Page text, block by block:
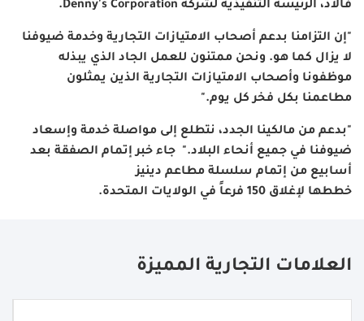
فالاد، الرئيسة التنفيذية لشركة
"إن التزامنا بدعم أصحاب الامتيازات التجارية وخدمة ضيوفنا
لا يزال كما هو. ونحن ممتنون للعمل الجاد الذي يبذله
موظفونا وأصحاب الامتيازات التجارية الذين يمثلون
مطاعمنا بكل فخر كل يوم."
"بدعم من مالكينا الجدد، نتطلع إلى مواصلة خدمة وإسعاد
ضيوفنا في جميع أنحاء البلاد." جاء خبر إتمام الصفقة بعد
أسابيع من إتمام سلسلة مطاعم دينيز
خططها لإغلاق 150 فرعاً في الولايات المتحدة.
العلامات التجارية المميزة